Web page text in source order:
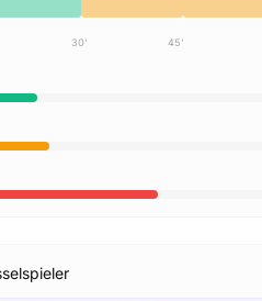
30' 45'